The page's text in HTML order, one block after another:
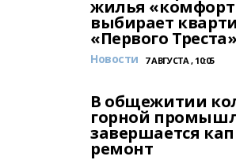
жилья
выбирает
«Первого Треста»
Новости 7 АВГУСТА , 10:05
В общежитии
горной
завершается
ремонт